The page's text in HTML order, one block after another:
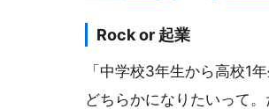
Rock or 起業
「中学校3年生から高校1
どちらかになりたいって